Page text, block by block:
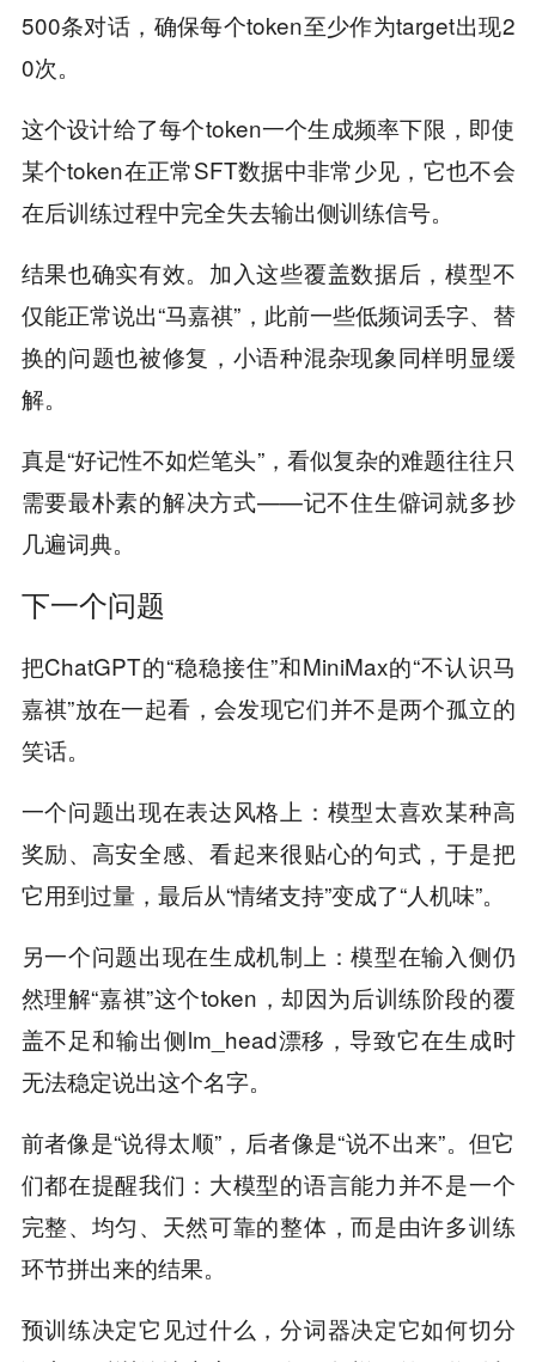
500条对话，确保每个token至少作为target出现2
0次。
这个设计给了每个token一个生成频率下限，即使
某个token在正常SFT数据中非常少见，它也不会
在后训练过程中完全失去输出侧训练信号。
结果也确实有效。加入这些覆盖数据后，模型不
仅能正常说出“马嘉祺”，此前一些低频词丢字、替
换的问题也被修复，小语种混杂现象同样明显缓
解。
真是“好记性不如烂笔头”，看似复杂的难题往往只
需要最朴素的解决方式——记不住生僻词就多抄
几遍词典。
下一个问题
把ChatGPT的“稳稳接住”和MiniMax的“不认识马
嘉祺”放在一起看，会发现它们并不是两个孤立的
笑话。
一个问题出现在表达风格上：模型太喜欢某种高
奖励、高安全感、看起来很贴心的句式，于是把
它用到过量，最后从“情绪支持”变成了“人机味”。
另一个问题出现在生成机制上：模型在输入侧仍
然理解“嘉祺”这个token，却因为后训练阶段的覆
盖不足和输出侧lm_head漂移，导致它在生成时
无法稳定说出这个名字。
前者像是“说得太顺”，后者像是“说不出来”。但它
们都在提醒我们：大模型的语言能力并不是一个
完整、均匀、天然可靠的整体，而是由许多训练
环节拼出来的结果。
预训练决定它见过什么，分词器决定它如何切分